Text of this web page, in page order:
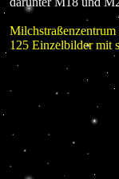
Milchstraßenzentrum
125 Einzelbilder mit